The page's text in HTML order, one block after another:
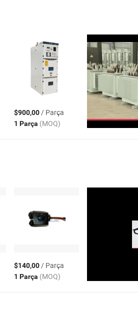
$900,00/ Parça
1 Parça (MOQ)
$140,00/ Parça
1 Parça (MOQ)